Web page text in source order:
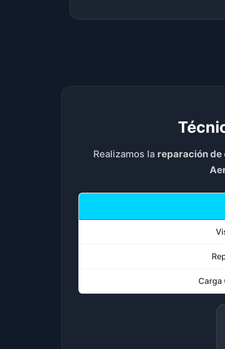
Realizamos la reparación de
Carga